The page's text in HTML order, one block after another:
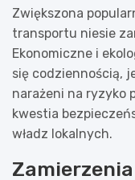
Zwiększona
transportu niesie
Ekonomiczne i
się codziennością,
narażeni na ryzyko
kwestia
władz lokalnych.